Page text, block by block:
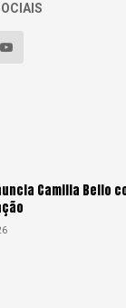
Camilla Bello